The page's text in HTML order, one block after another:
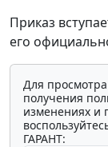
Приказ
его
Для просмотра
получения
изменениях и
ГАРАНТ: